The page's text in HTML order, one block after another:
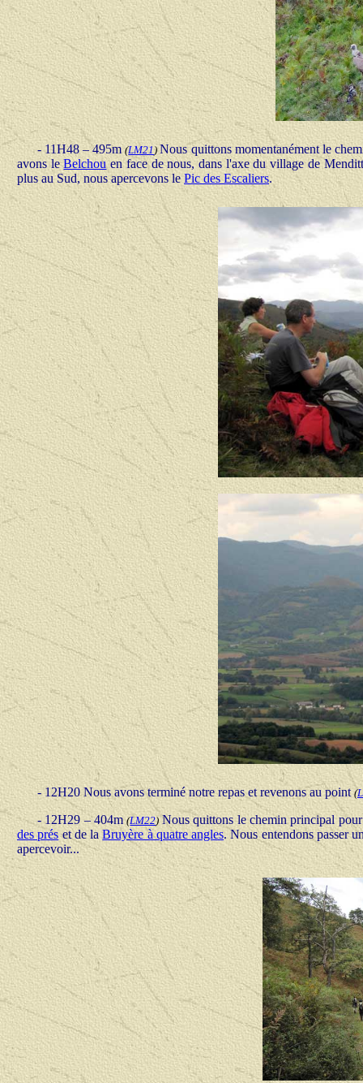
- 11H48 – 495m(LM21 )Nous quittons momentanément le
avons leBelchouen face de nous, dans l'axe du village de
plus au Sud, nous apercevons lePic des Escaliers.
- 12H20 Nous avons terminé notre repas et revenons au point(
- 12H29 – 404m(LM22)Nous quittons le chemin principal
des préset de laBruyère à quatre angles. Nous entendons passer
apercevoir...